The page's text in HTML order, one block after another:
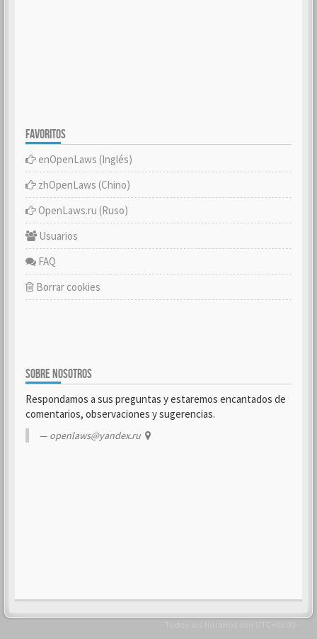
FAVORITOS
enOpenLaws (Inglés)
zhOpenLaws (Chino)
OpenLaws.ru (Ruso)
Usuarios
FAQ
Borrar cookies
SOBRE NOSOTROS
Respondamos a sus preguntas y estaremos encantados de
comentarios, observaciones y sugerencias.
openlaws@yandex.ru